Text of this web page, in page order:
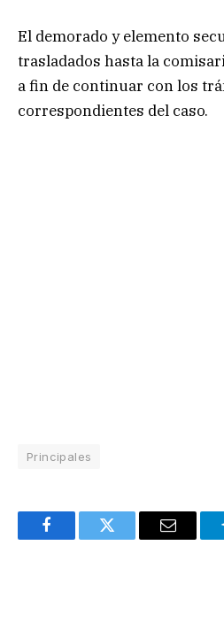
El demorado y elemento
trasladados hasta la
a fin de continuar con los
correspondientes del caso.
Principales
FacebookTwitter Email